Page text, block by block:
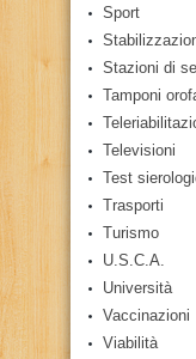
Sport
Stazioni di
Tamponi
Televisioni
Test
Trasporti
Turismo
U.S.C.A.
Università
Vaccinazioni
Viabilità